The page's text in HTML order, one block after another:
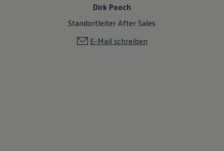
Dirk Pooch
Standortleiter After Sales
E-Mail schreiben